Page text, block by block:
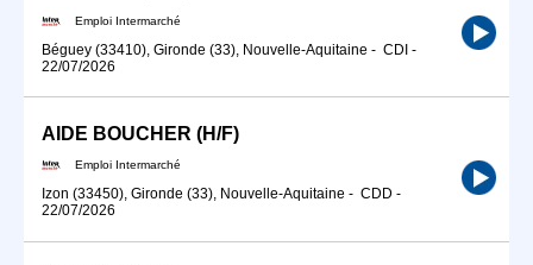
Emploi Intermarché
Béguey (33410), Gironde (33), Nouvelle-Aquitaine - CDI -
22/07/2026
AIDE BOUCHER (H/F)
Emploi Intermarché
Izon (33450), Gironde (33), Nouvelle-Aquitaine - CDD -
22/07/2026